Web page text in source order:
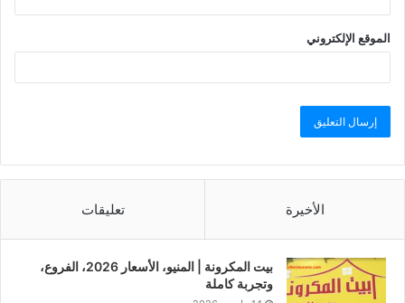
الموقع الإلكتروني
الأخيرة تعليقات
بيت المكرونة | المنيو، الأسعار 2026، الفروع،
وتجربة كاملة